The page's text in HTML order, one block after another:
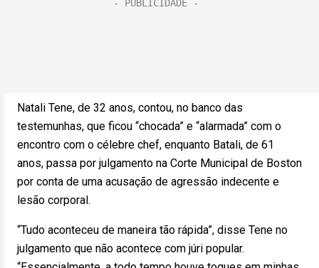
Natali Tene, de 32 anos, contou, no banco das
testemunhas, que ficou “chocada” e “alarmada” com o
encontro com o célebre chef, enquanto Batali, de 61
anos, passa por julgamento na Corte Municipal de Boston
por conta de uma acusação de agressão indecente e
lesão corporal.
“Tudo aconteceu de maneira tão rápida”, disse Tene no
julgamento que não acontece com júri popular.